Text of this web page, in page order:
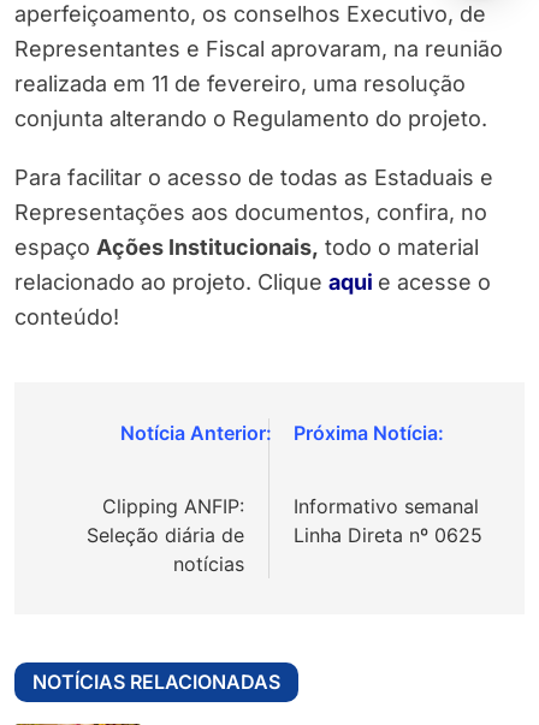
aperfeiçoamento, os conselhos Executivo, de
Representantes e Fiscal aprovaram, na reunião
realizada em 11 de fevereiro, uma resolução
conjunta alterando o Regulamento do projeto.
Para facilitar o acesso de todas as Estaduais e
Representações aos documentos, confira, no
espaço Ações Institucionais, todo o material
relacionado ao projeto. Clique aqui e acesse o
conteúdo!
Navegação
Post
Clipping ANFIP:
Seleção diária de
notícias
Informativo semanal
Linha Direta nº 0625
NOTÍCIAS RELACIONADAS